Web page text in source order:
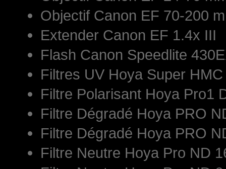
Objectif Canon EF 70-200
Extender Canon EF 1.4x III
Flash Canon Speedlite
Filtres UV Hoya Super
Filtre Polarisant Hoya Pro1
Filtre Dégradé Hoya PRO
Filtre Dégradé Hoya PRO
Filtre Neutre Hoya Pro ND